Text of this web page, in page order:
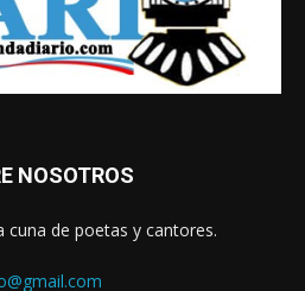
NOSOTROS
cuna de poetas y cantores.